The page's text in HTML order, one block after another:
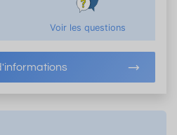
Voir les questions